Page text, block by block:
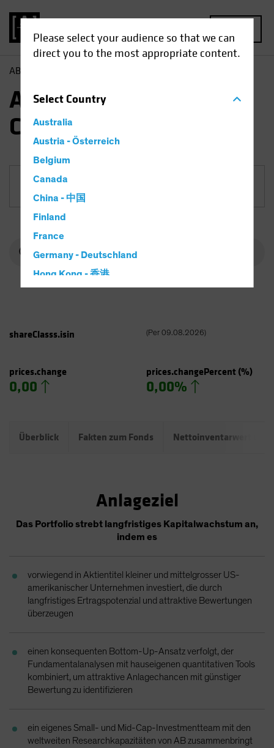
Please select your audience so that we can
direct you to the most appropriate content.
SelectCountry
Australia
Austria - Österreich
Belgium
Canada
China - 中国
Finland
France
Germany - Deutschland
Hong Kong - 香港
Italy - Italia
Latin America
Luxembourg and Other EMEA
Singapore
South Korea - 대한민국
Sweden
Switzerland
Taiwan - 台灣
United States (US Citizens)
US (Non-US Citizens/NRC)
AB
AB US Small and Mid-
Cap Portfolio
shareClasss.isin (Per 09.08.2026)
prices.change
0,00
prices.changePercent(%)
0,00%
Überblick Fakten zum Fonds Nettoinventarwert und
Anlageziel
Das Portfolio strebt langfristiges Kapitalwachstum an,
indem es
vorwiegend in Aktientitel kleiner und mittelgrosser US-
amerikanischer Unternehmen investiert, die durch
langfristiges Ertragspotenzial und attraktive Bewertungen
überzeugen
einen konsequenten Bottom-Up-Ansatz verfolgt, der
Fundamentalanalysen mit hauseigenen quantitativen Tools
kombiniert, um attraktive Anlagechancen mit günstiger
Bewertung zu identifizieren
ein eigenes Small- und Mid-Cap-Investmentteam mit den
weltweiten Researchkapazitäten von AB zusammenbringt